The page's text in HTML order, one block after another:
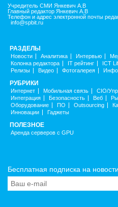
Учредитель СМИ Янкевич А.В
Главный редактор Янкевич А.В
Телефон и адрес электронной почты
info@spbit.ru
РАЗДЕЛЫ
Новости Аналитика Интервью
Колонка редактора
IT рейтинг ICT
Релизы
Видео Фотогалерея
РУБРИКИ
Интернет Мобильная связь CIO/
Интеграция
Безопасность Веб
Оборудование
ПО Outsourcing
Инновации
Гаджеты
ПОЛЕЗНОЕ
Аренда серверов с GPU
Бесплатная подписка на